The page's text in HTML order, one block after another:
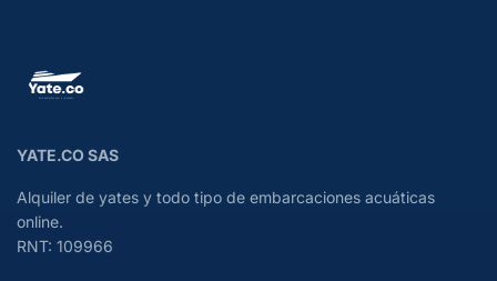
YATE.CO SAS
Alquiler de yates y todo tipo de embarcaciones acuáticas
online.
RNT: 109966